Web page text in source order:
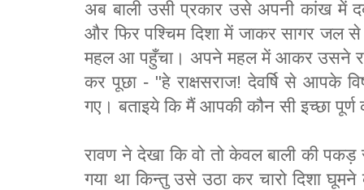
अब बाली उसी प्रकार उसे अपनी कांख में
और फिर पश्चिम दिशा में जाकर सागर जल
महल आ पहुँचा। अपने महल में आकर उसने
कर पूछा - "हे राक्षसराज! देवर्षि से आपके
गए। बताइये कि मैं आपकी कौन सी इच्छा
रावण ने देखा कि वो तो केवल बाली की
गया था किन्तु उसे उठा कर चारो दिशा